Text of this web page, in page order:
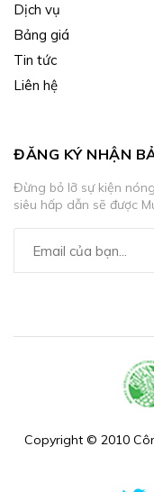
Dịch vụ
Bảng giá
Tin tức
Liên hệ
ĐĂNG KÝ NHẬN
Đừng bỏ lỡ sự kiện
siêu hấp dẫn sẽ được
Copyright © 2010